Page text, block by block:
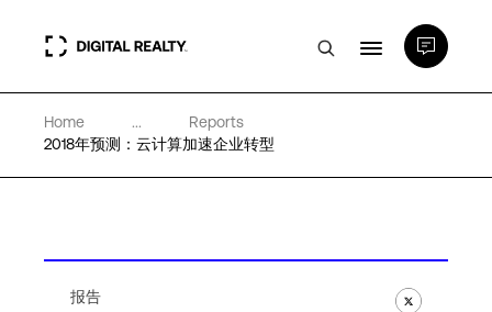
数据中心
Home ...
Reports
2018年预测：云计算加速企业转型
报告